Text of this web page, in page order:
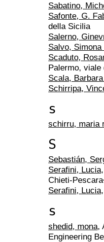
Sabatino,
Safonte, G.
della Sicilia
Salerno,
Salvo,
Scaduto,
Palermo,
Scala,
Schirripa,
s
schirru, maria
S
Sebastián,
Serafini, Lucia
Chieti-
Serafini, Lucia
s
shedid, mona,
Engineering